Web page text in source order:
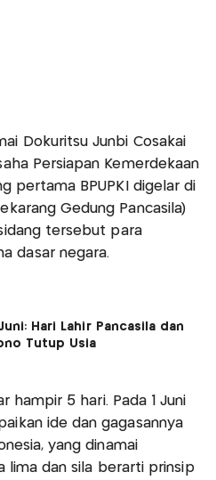
Dokuritsu Junbi Cosakai
Persiapan Kemerdekaan
pertama BPUPKI digelar di
Gedung Pancasila)
tersebut para
dasar negara.
Hari Lahir Pancasila dan
Tutup Usia
hampir 5 hari. Pada 1 Juni
ide dan gagasannya
yang dinamai
lima dan sila berarti prinsip